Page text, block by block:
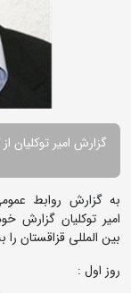
گزارش امیر توکلیان
به گزارش روابط
امیر توکلیان گزارش
بین المللی قزاقستان را
روز اول :